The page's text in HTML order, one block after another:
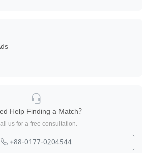
Help Finding a Match?
us for a free consultation.
+88-0177-0204544